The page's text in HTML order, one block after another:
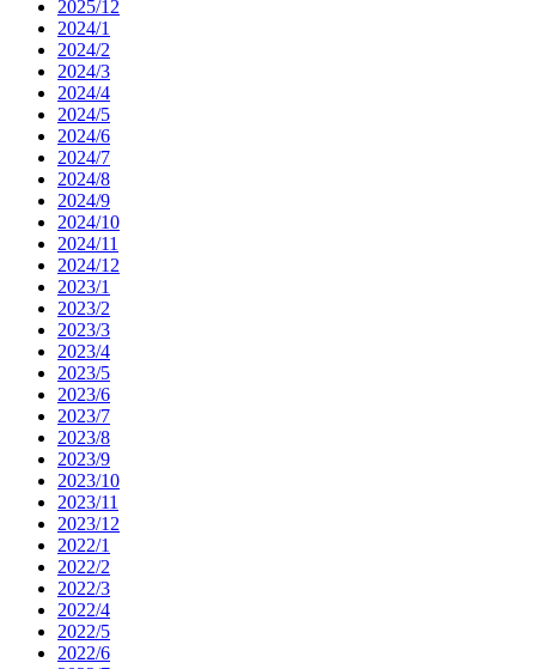
2025/12
2024/1
2024/2
2024/3
2024/4
2024/5
2024/6
2024/7
2024/8
2024/9
2024/10
2024/11
2024/12
2023/1
2023/2
2023/3
2023/4
2023/5
2023/6
2023/7
2023/8
2023/9
2023/10
2023/11
2023/12
2022/1
2022/2
2022/3
2022/4
2022/5
2022/6